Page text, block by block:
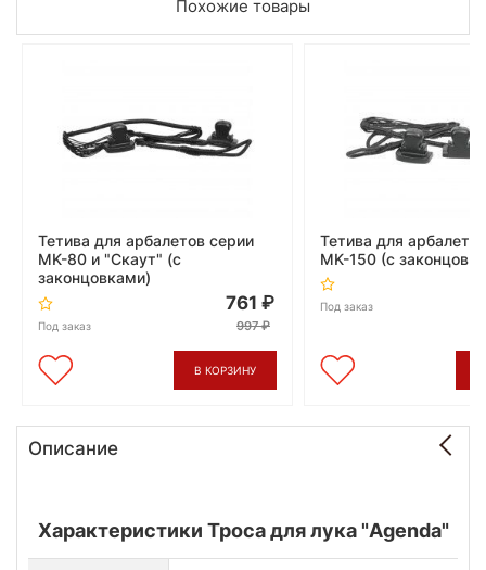
Похожие товары
Тетива для арбалетов серии
MK-80 и "Скаут" (с
законцовками)
Под заказ
761
997
В КОРЗИНУ
Тетива для
MK-150 (с
Под заказ
Описание
Характеристики Троса для лука "Agenda"